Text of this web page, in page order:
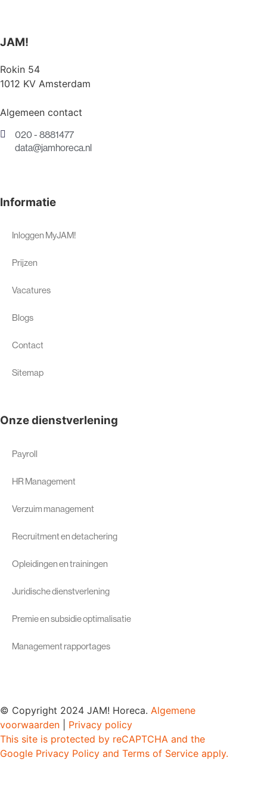
JAM!
Rokin 54
1012 KV Amsterdam
Algemeen contact
020 - 8881477
data@jamhoreca.nl
Informatie
Inloggen MyJAM!
Prijzen
Vacatures
Blogs
Contact
Sitemap
Onze dienstverlening
Payroll
HR Management
Verzuim management
Recruitment en detachering
Opleidingen en trainingen
Juridische dienstverlening
Premie en subsidie optimalisatie
Management rapportages
© Copyright 2024 JAM! Horeca. Algemene
voorwaarden
Privacy policy
This site is protected by reCAPTCHA and the
Google Privacy Policy and Terms of Service apply.